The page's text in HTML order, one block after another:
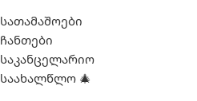
სათამაშოები
ჩანთები
საკანცელარიო
საახალწლო 🎄